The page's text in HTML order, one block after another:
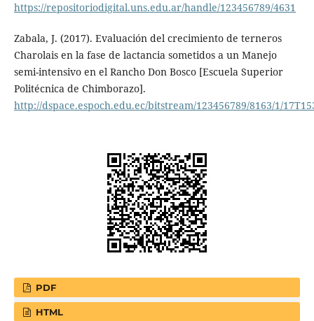
https://repositoriodigital.uns.edu.ar/handle/123456789/4631
Zabala, J. (2017). Evaluación del crecimiento de terneros
Charolais en la fase de lactancia sometidos a un Manejo
semi-intensivo en el Rancho Don Bosco [Escuela Superior
Politécnica de Chimborazo].
http://dspace.espoch.edu.ec/bitstream/123456789/8163/1/
PDF
HTML